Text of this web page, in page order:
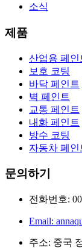
소식
제품
산업용 페인
보호 코팅
바닥 페인트
벽 페인트
교통 페인트
내화 페인트
방수 코팅
자동차 페인
문의하기
전화번호:
Email:
주소: 중국